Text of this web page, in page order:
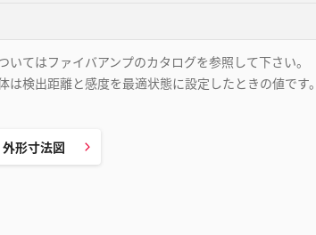
いてはファイバアンプのカタログを参照して下さい。
は検出距離と感度を最適状態に設定したときの値です。
形寸法図